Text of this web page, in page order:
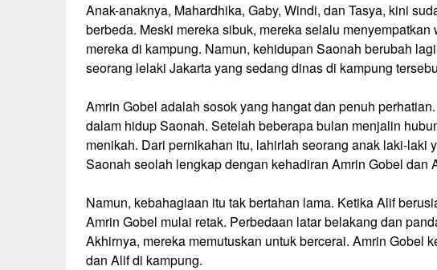
Anak-anaknya, Mahardhika, Gaby, Windi, dan Tasya, kini
berbeda. Meski mereka sibuk, mereka selalu
mereka di kampung. Namun, kehidupan Saonah berubah
seorang lelaki Jakarta yang sedang dinas di kampung
Amrin Gobel adalah sosok yang hangat dan penuh
dalam hidup Saonah. Setelah beberapa bulan menjalin
menikah. Dari pernikahan itu, lahirlah seorang anak laki-laki
Saonah seolah lengkap dengan kehadiran Amrin Gobel dan
Namun, kebahagiaan itu tak bertahan lama. Ketika Alif
Amrin Gobel mulai retak. Perbedaan latar belakang dan
Akhirnya, mereka memutuskan untuk bercerai. Amrin Gobel
dan Alif di kampung.